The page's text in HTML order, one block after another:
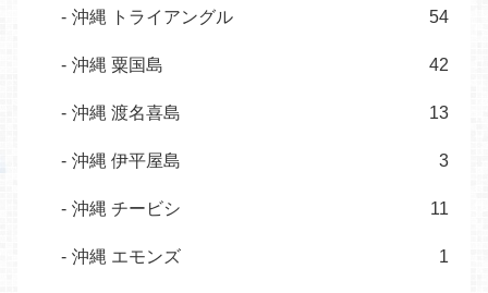
沖縄 トライアングル 54
沖縄 粟国島 42
沖縄 渡名喜島 13
沖縄 伊平屋島 3
沖縄 チービシ 11
沖縄 エモンズ 1